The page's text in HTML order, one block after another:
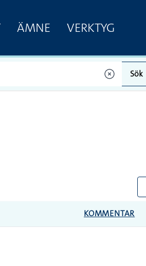
ÄMNE VERKTYG
Sök
KOMMENTAR